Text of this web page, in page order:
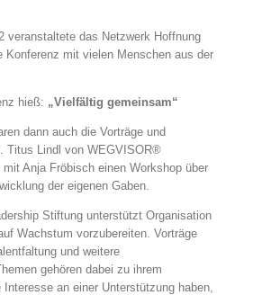
veranstaltete das Netzwerk Hoffnung
Konferenz mit vielen Menschen aus der
hieß: „Vielfältig gemeinsam“
dann auch die Vorträge und
Titus Lindl von WEGVISOR®
Anja Fröbisch einen Workshop über
der eigenen Gaben.
Stiftung unterstützt Organisation
Wachstum vorzubereiten. Vorträge
und weitere
gehören dabei zu ihrem
Interesse an einer Unterstützung haben,